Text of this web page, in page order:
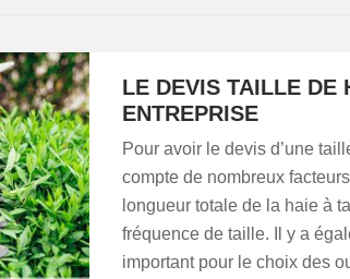
LE DEVIS TAILLE DE
ENTREPRISE
Pour avoir le devis d’une
compte de nombreux
longueur totale de la haie à
fréquence de taille. Il y a
important pour le choix des